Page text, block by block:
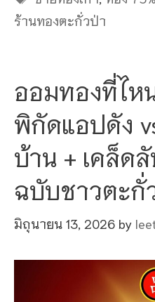
ร้านทองตะกั่วป่า
ออมทองที่ไห
พิกัดแอปดัง
บ้าน + เคล็ด
ฉบับชาวตะกั่
มิถุนายน 13, 2026 by